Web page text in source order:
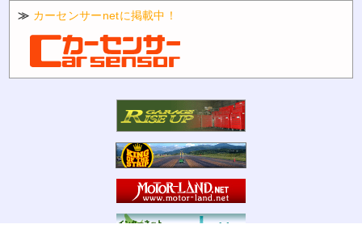
≫ カーセンサーnetに掲載中！